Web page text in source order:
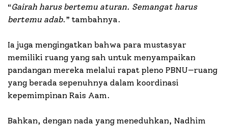
“Gairah harus bertemu aturan. Semangat harus
bertemu adab.” tambahnya.
Ia juga mengingatkan bahwa para mustasyar
memiliki ruang yang sah untuk menyampaikan
pandangan mereka melalui rapat pleno PBNU—ruang
yang berada sepenuhnya dalam koordinasi
kepemimpinan Rais Aam.
Bahkan, dengan nada yang meneduhkan, Nadhim